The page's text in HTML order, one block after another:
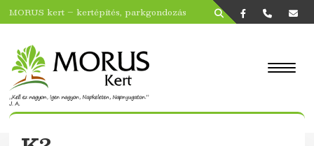
MORUS kert – kertépítés, parkgondozás